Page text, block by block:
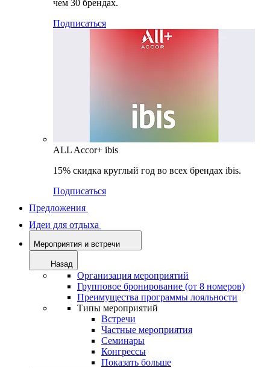
чем 30 брендах.
Подписаться
ALL Accor+ ibis
15% скидка круглый год во всех брендах ibis.
Подписаться
Предложения
Идеи для отдыха
Мероприятия и встречи
Назад
Организация мероприятий
Групповое бронирование (от 8 номеров)
Преимущества программы лояльности
Типы мероприятий
Встречи
Частные мероприятия
Семинары
Конгрессы
Показать больше